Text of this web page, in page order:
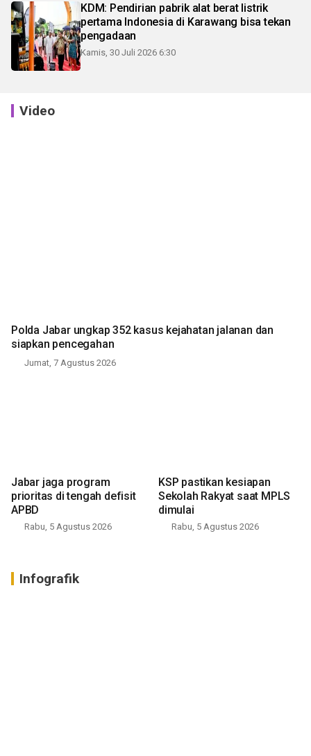
KDM: Pendirian pabrik alat berat listrik
pertama Indonesia di Karawang bisa tekan
pengadaan
Kamis, 30 Juli 2026 6:30
Video
Polda Jabar ungkap 352 kasus kejahatan jalanan dan
siapkan pencegahan
Jumat, 7 Agustus 2026
Jabar jaga program
prioritas di tengah defisit
APBD
Rabu, 5 Agustus 2026
KSP pastikan kesiapan
Sekolah Rakyat saat MPLS
dimulai
Rabu, 5 Agustus 2026
Infografik